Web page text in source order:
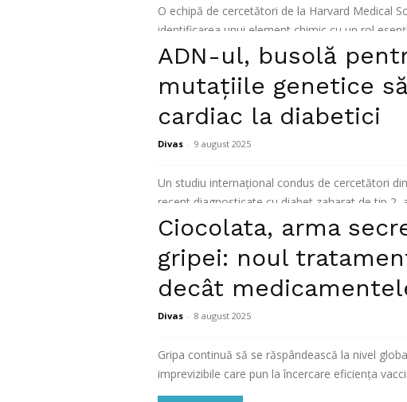
O echipă de cercetători de la Harvard Medical
identificarea unui element chimic cu un rol
Citiți mai mult
ADN-ul, busolă
mutațiile genetice
cardiac la diabetici
Divas - 9 august 2025
Un studiu internaţional condus de cercetători
recent diagnosticate cu diabet zaharat de tip 2,
Citiți mai mult
Ciocolata, arma
gripei: noul
decât
Divas - 8 august 2025
Gripa continuă să se răspândească la nivel
imprevizibile care pun la încercare eficiența